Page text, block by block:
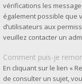
vérifications les
également possible que
d’utilisateurs aux
veuillez contacter un
Comment puis-je
En cliquant sur le lien «
de consulter un sujet,